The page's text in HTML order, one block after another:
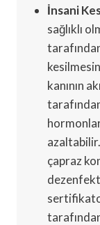
İnsani
sağlıklı
kanının
çapraz